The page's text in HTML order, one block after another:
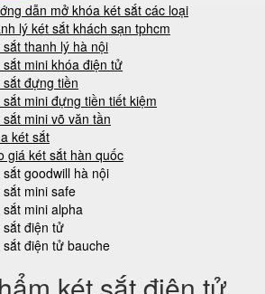
dẫn mở khóa két sắt các loại
lý két sắt khách sạn tphcm
sắt thanh lý hà nội
sắt mini khóa điện tử
sắt đựng tiền
sắt mini đựng tiền tiết kiệm
sắt mini võ văn tần
két sắt
giá két sắt hàn quốc
sắt goodwill hà nội
sắt mini safe
sắt mini alpha
sắt điện tử
sắt điện tử bauche